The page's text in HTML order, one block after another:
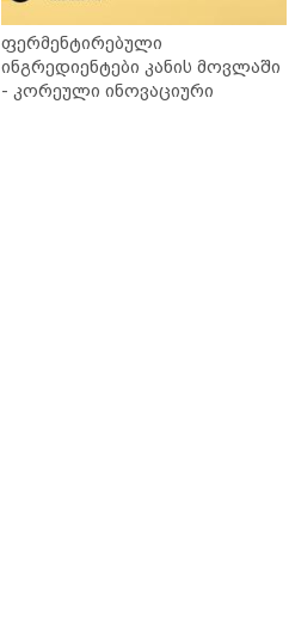
ფერმენტირებული
ინგრედიენტები კანის მოვლაში
- კორეული ინოვაციური